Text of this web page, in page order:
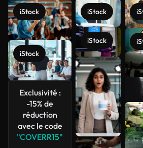
iStock
iStock
Exclusivité :
-15% de
réduction
avec le code
"COVERR15"
iStock
iStock